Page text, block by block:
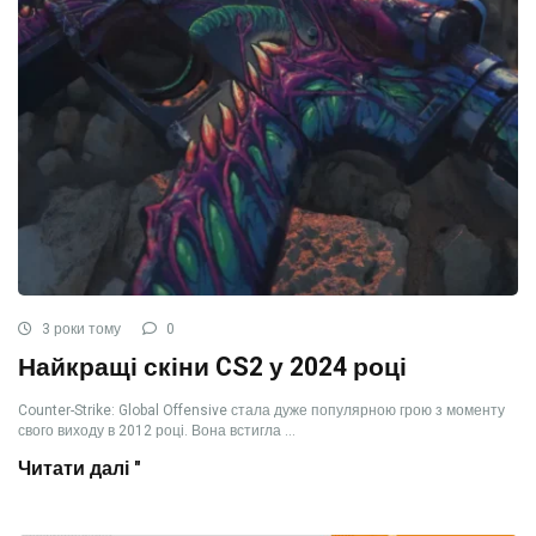
3 роки тому 0
Найкращі скіни CS2 у 2024 році
Counter-Strike: Global Offensive стала дуже популярною грою з моменту
свого виходу в 2012 році. Вона встигла ...
Читати далі "